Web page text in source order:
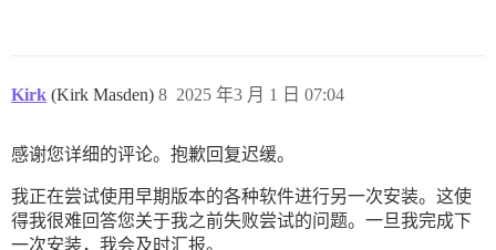
Kirk (Kirk Masden) 2025 年3 月 1 日 07:04
8
感谢您详细的评论。抱歉回复迟缓。
我正在尝试使用早期版本的各种软件进行另一次安装。这使
得我很难回答您关于我之前失败尝试的问题。一旦我完成下
一次安装，我会及时汇报。